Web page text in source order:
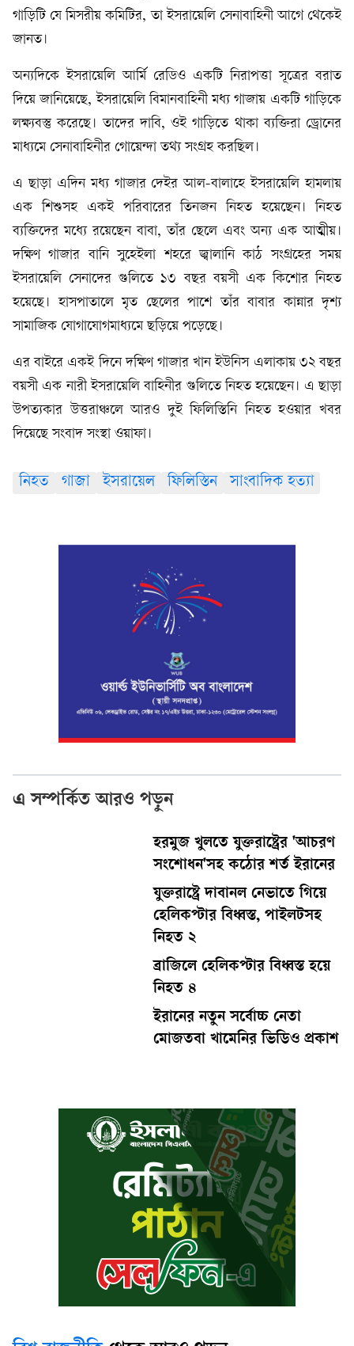
গাড়িটি যে মিসরীয় কমিটির, তা ইসরায়েলি সেনাবাহিনী আগে থেকেই
জানত।
অন্যদিকে ইসরায়েলি আর্মি রেডিও একটি নিরাপত্তা সূত্রের বরাত
দিয়ে জানিয়েছে, ইসরায়েলি বিমানবাহিনী মধ্য গাজায় একটি গাড়িকে
লক্ষ্যবস্তু করেছে। তাদের দাবি, ওই গাড়িতে থাকা ব্যক্তিরা ড্রোনের
মাধ্যমে সেনাবাহিনীর গোয়েন্দা তথ্য সংগ্রহ করছিল।
এ ছাড়া এদিন মধ্য গাজার দেইর আল-বালাহে ইসরায়েলি হামলায়
এক শিশুসহ একই পরিবারের তিনজন নিহত হয়েছেন। নিহত
ব্যক্তিদের মধ্যে রয়েছেন বাবা, তাঁর ছেলে এবং অন্য এক আত্মীয়।
দক্ষিণ গাজার বানি সুহেইলা শহরে জ্বালানি কাঠ সংগ্রহের সময়
ইসরায়েলি সেনাদের গুলিতে ১৩ বছর বয়সী এক কিশোর নিহত
হয়েছে। হাসপাতালে মৃত ছেলের পাশে তাঁর বাবার কান্নার দৃশ্য
সামাজিক যোগাযোগমাধ্যমে ছড়িয়ে পড়েছে।
এর বাইরে একই দিনে দক্ষিণ গাজার খান ইউনিস এলাকায় ৩২ বছর
বয়সী এক নারী ইসরায়েলি বাহিনীর গুলিতে নিহত হয়েছেন। এ ছাড়া
উপত্যকার উত্তরাঞ্চলে আরও দুই ফিলিস্তিনি নিহত হওয়ার খবর
দিয়েছে সংবাদ সংস্থা ওয়াফা।
নিহত গাজা ইসরায়েল ফিলিস্তিন সাংবাদিক হত্যা
এ সম্পর্কিত আরও পড়ুন
হরমুজ খুলতে যুক্তরাষ্ট্রের 'আচরণ
সংশোধন'সহ কঠোর শর্ত ইরানের
যুক্তরাষ্ট্রে দাবানল নেভাতে গিয়ে
হেলিকপ্টার বিধ্বস্ত, পাইলটসহ
নিহত ২
ব্রাজিলে হেলিকপ্টার বিধ্বস্ত হয়ে
নিহত ৪
ইরানের নতুন সর্বোচ্চ নেতা
মোজতবা খামেনির ভিডিও প্রকাশ